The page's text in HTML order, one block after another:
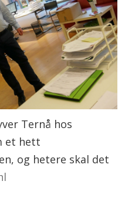
Ternå hos
et hett
og hetere skal det